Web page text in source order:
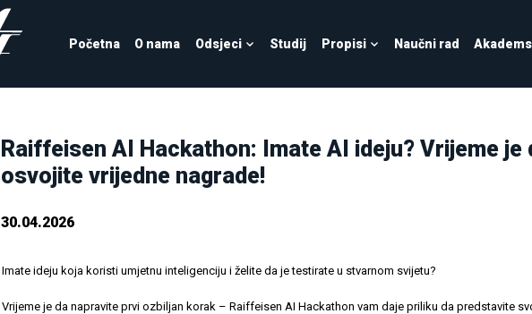
Početna O nama Odsjeci Studij Propisi Naučni rad
Raiffeisen AI Hackathon: Imate AI ideju? Vrijeme je
osvojite vrijedne nagrade!
30.04.2026
Imate ideju koja koristi umjetnu inteligenciju i želite da je testirate u stvarnom svijetu?
Vrijeme je da napravite prvi ozbiljan korak – Raiffeisen AI Hackathon vam daje priliku da predstavite